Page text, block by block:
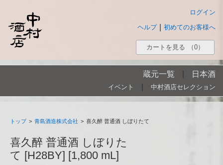
ログイン
初めてのお客様へ
ヘルプ
カートを見る （0）
蔵元一覧 日本酒
イベント 中村酒店セレクション
トップ > 青島酒造株式会社 > 喜久醉 普通酒 しぼりたて
喜久醉 普通酒 しぼりた
て [H28BY] [1,800 mL]